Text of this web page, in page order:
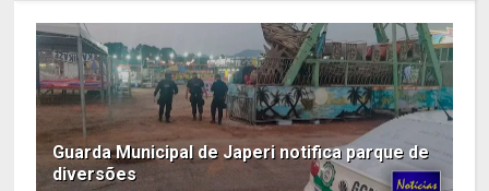
Guarda Municipal de Japeri notifica parque de
diversões